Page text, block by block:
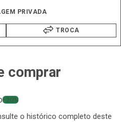
PRIVADA
TROCA
comprar
−20%
o histórico completo deste